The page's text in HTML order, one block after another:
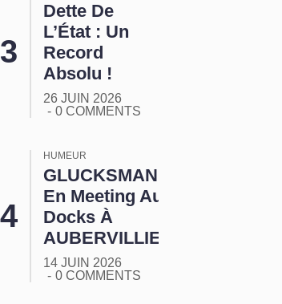
Dette De
L’État : Un
Record
Absolu !
26 JUIN 2026
0 COMMENTS
HUMEUR
GLUCKSMANN
En Meeting Aux
Docks À
AUBERVILLIERS
14 JUIN 2026
0 COMMENTS